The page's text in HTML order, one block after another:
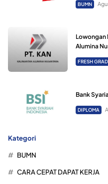
BUMN
Lowongan
Alumina
FRESH
Bank
DIPLOMA
Kategori
BUMN
CARA CEPAT DAPAT KERJA